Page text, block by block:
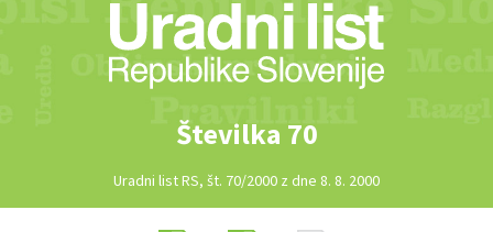
Številka 70
Uradni list RS, št. 70/2000 z dne 8. 8. 2000